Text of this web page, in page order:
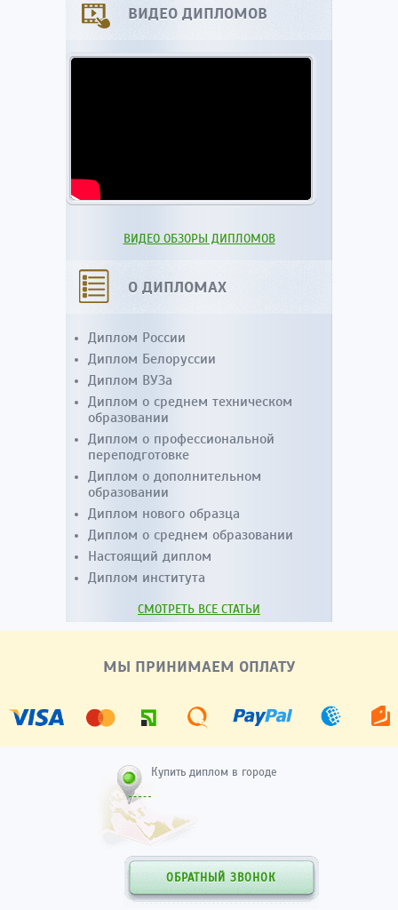
ВИДЕО ДИПЛОМОВ
ВИДЕО ОБЗОРЫ ДИПЛОМОВ
О ДИПЛОМАХ
Диплом России
Диплом Белоруссии
Диплом ВУЗа
Диплом о среднем техническом
образовании
Диплом о профессиональной
переподготовке
Диплом о дополнительном
образовании
Диплом нового образца
Диплом о среднем образовании
Настоящий диплом
Диплом института
СМОТРЕТЬ ВСЕ СТАТЬИ
МЫ ПРИНИМАЕМ ОПЛАТУ
Купить диплом в городе
ОБРАТНЫЙ ЗВОНОК